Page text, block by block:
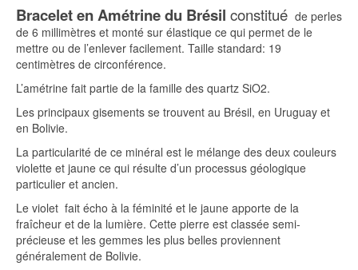
Bracelet en Amétrine du Brésil constitué de perles
de 6 millimètres et monté sur élastique ce qui permet de le
mettre ou de l’enlever facilement. Taille standard: 19
centimètres de circonférence.
L’amétrine fait partie de la famille des quartz SiO2.
Les principaux gisements se trouvent au Brésil, en Uruguay et
en Bolivie.
La particularité de ce minéral est le mélange des deux couleurs
violette et jaune ce qui résulte d’un processus géologique
particulier et ancien.
Le violet fait écho à la féminité et le jaune apporte de la
fraîcheur et de la lumière. Cette pierre est classée semi-
précieuse et les gemmes les plus belles proviennent
généralement de Bolivie.